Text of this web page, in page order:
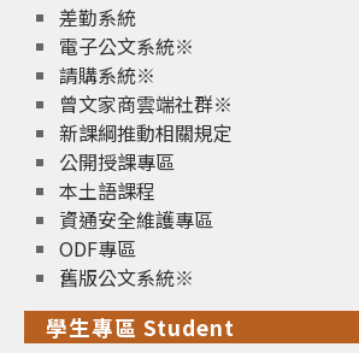
差勤系統
電子公文系統※
請購系統※
曾文家商雲端社群※
新課綱推動相關規定
公開授課專區
本土語課程
資通安全維護專區
ODF專區
舊版公文系統※
學生專區 Student